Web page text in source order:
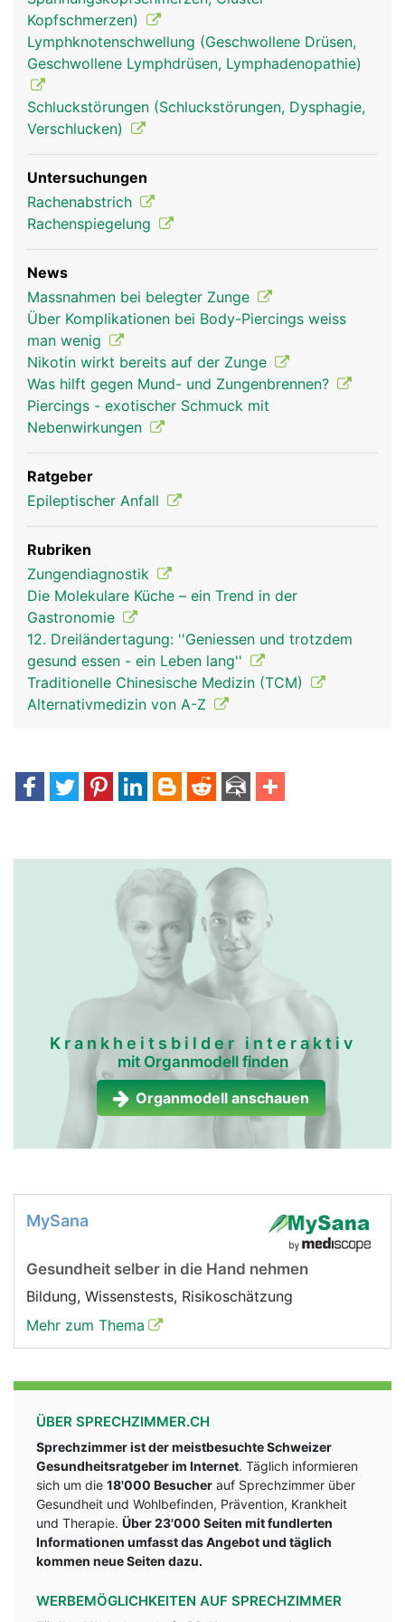
Zunge Frau
Kopfschmerzen)
Lymphknotenschwellung (Geschwollene Drüsen,
Geschwollene Lymphdrüsen, Lymphadenopathie)
Schluckstörungen (Schluckstörungen, Dysphagie,
Verschlucken)
Untersuchungen
Rachenabstrich
Rachenspiegelung
News
Massnahmen bei belegter Zunge
Über Komplikationen bei Body-Piercings weiss
man wenig
Nikotin wirkt bereits auf der Zunge
Was hilft gegen Mund- und Zungenbrennen?
Piercings - exotischer Schmuck mit
Nebenwirkungen
Ratgeber
Epileptischer Anfall
Rubriken
Zungendiagnostik
Die Molekulare Küche – ein Trend in der
Gastronomie
12. Dreiländertagung: ''Geniessen und trotzdem
gesund essen - ein Leben lang''
Traditionelle Chinesische Medizin (TCM)
Alternativmedizin von A-Z
Krankheitsbilder interaktiv
mit Organmodell finden
Organmodell anschauen
MySana
Gesundheit selber in die Hand nehmen
Bildung, Wissenstests, Risikoschätzung
Mehr zum Thema
ÜBER SPRECHZIMMER.CH
Sprechzimmer ist der meistbesuchte Schweizer
Gesundheitsratgeber im Internet. Täglich informieren
sich um die 18'000 Besucher auf Sprechzimmer über
Gesundheit und Wohlbefinden, Prävention, Krankheit
und Therapie. Über 23'000 Seiten mit fundlerten
Informationen umfasst das Angebot und täglich
kommen neue Seiten dazu.
WERBEMÖGLICHKEITEN AUF SPRECHZIMMER